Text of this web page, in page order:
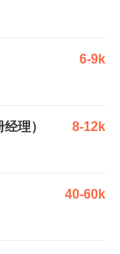
6-9k
理） 8-12k
40-60k